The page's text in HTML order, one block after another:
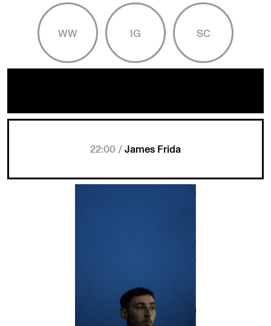
WW IG SC
22:00 /James Frida